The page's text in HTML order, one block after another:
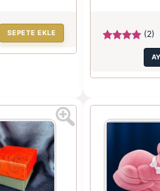
SEPETE EKLE (2)